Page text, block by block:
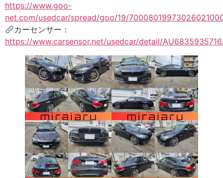
https://www.goo-
net.com/usedcar/spread/goo/19/
カーセンサー：
https://www.carsensor.net/usedcar/detail/